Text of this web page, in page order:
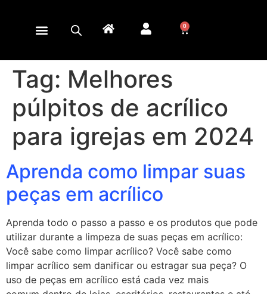
0
Tag: Melhores
púlpitos de acrílico
para igrejas em 2024
Aprenda como limpar suas
peças em acrílico
Aprenda todo o passo a passo e os produtos que pode
utilizar durante a limpeza de suas peças em acrílico:
Você sabe como limpar acrílico? Você sabe como
limpar acrílico sem danificar ou estragar sua peça? O
uso de peças em acrílico está cada vez mais